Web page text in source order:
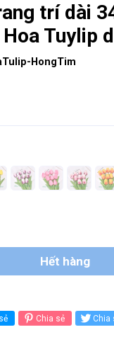
trí dài
Tuylip
HongTim
Hết hàng
Chia sẻ Chia